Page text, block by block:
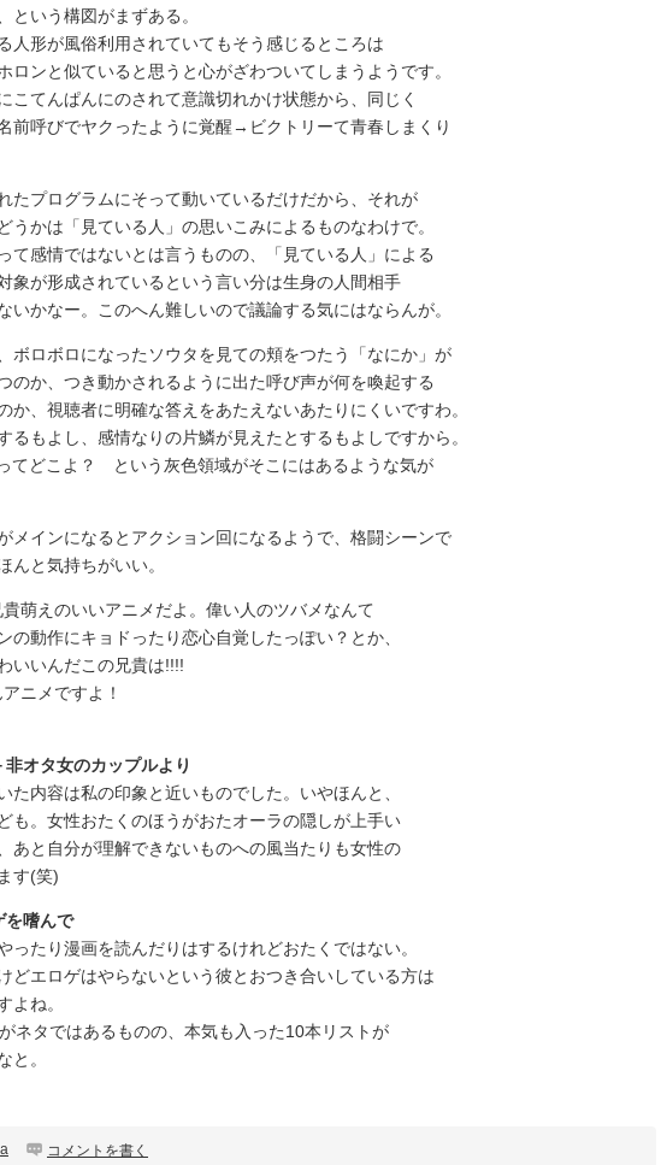
という構図がまずある。
人形が風俗利用されていてもそう感じるところは
ロンと似ていると思うと心がざわついてしまうようです。
こてんぱんにのされて意識切れかけ状態から、同じく
前呼びでヤクったように覚醒→ビクトリーて青春しまくり
たプログラムにそって動いているだけだから、それが
うかは「見ている人」の思いこみによるものなわけで。
て感情ではないとは言うものの、「見ている人」による
象が形成されているという言い分は生身の人間相手
いかなー。このへん難しいので議論する気にはならんが。
ボロボロになったソウタを見ての頬をつたう「なにか」が
のか、つき動かされるように出た呼び声が何を喚起する
か、視聴者に明確な答えをあたえないあたりにくいですわ。
るもよし、感情なりの片鱗が見えたとするもよしですから。
てどこよ？ という灰色領域がそこにはあるような気が
メインになるとアクション回になるようで、格闘シーンで
んと気持ちがいい。
萌えのいいアニメだよ。偉い人のツバメなんて
の動作にキョドったり恋心自覚したっぽい？とか、
いいんだこの兄貴は!!!!
ニメですよ！
オタ女のカップルより
内容は私の印象と近いものでした。いやほんと、
も。女性おたくのほうがおたオーラの隠しが上手い
あと自分が理解できないものへの風当たりも女性の
す(笑)
を嗜んで
たり漫画を読んだりはするけれどおたくではない。
どエロゲはやらないという彼とおつき合いしている方は
よね。
ネタではあるものの、本気も入った10本リストが
と。
コメントを書く